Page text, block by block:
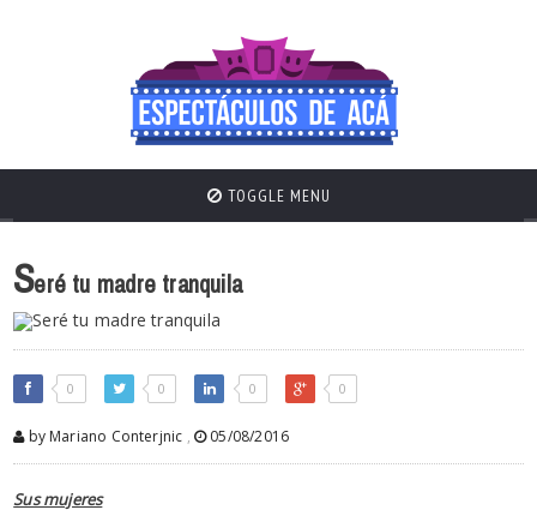
TOGGLE MENU
Seré tu madre tranquila
0 0 0 0
by Mariano Conterjnic , 05/08/2016
Sus mujeres